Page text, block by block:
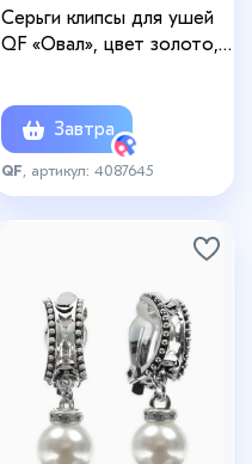
Серьги клипсы для ушей
QF «Овал», цвет золото,
Завтра
QF , артикул: 4087645